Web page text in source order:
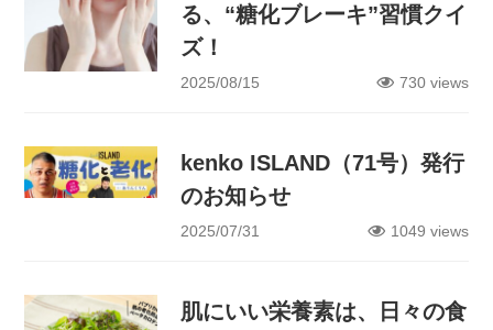
る、“糖化ブレーキ”習慣クイ
ズ！
2025/08/15 730 views
kenko ISLAND（71号）発行
のお知らせ
2025/07/31 1049 views
肌にいい栄養素は、日々の食